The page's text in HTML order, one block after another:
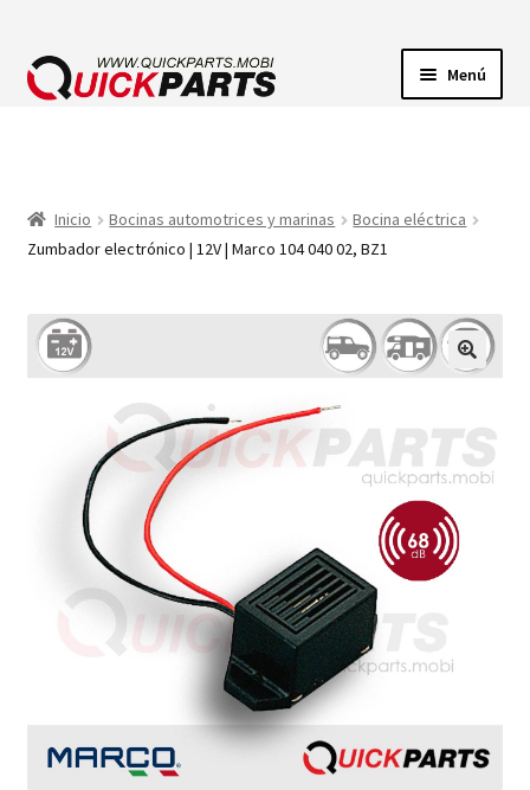
Menú
CLAXONES
Inicio Bocinas automotrices y marinas
Bocina eléctrica
Zumbador electrónico | 12V | Marco 104 040 02, BZ1